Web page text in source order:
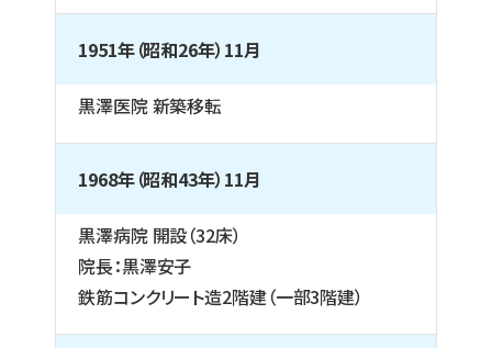
1951年（昭和26年）11月
黒澤医院 新築移転
1968年（昭和43年）11月
黒澤病院 開設（32床）
院長：黒澤安子
鉄筋コンクリート造2階建（一部3階建）